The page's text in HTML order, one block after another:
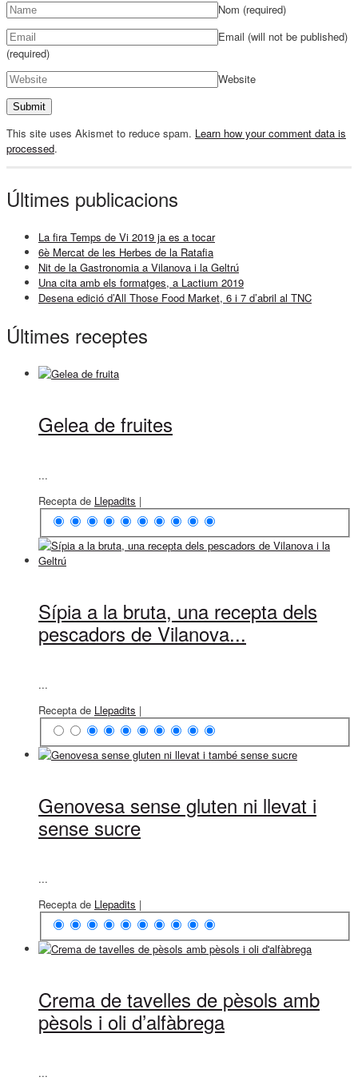
Nom (required)
Email (will not be published)
(required)
Website
This site uses Akismet to reduce spam. Learn how your comment data is
processed.
Últimes publicacions
La fira Temps de Vi 2019 ja es a tocar
6è Mercat de les Herbes de la Ratafia
Nit de la Gastronomia a Vilanova i la Geltrú
Una cita amb els formatges, a Lactium 2019
Desena edició d’All Those Food Market, 6 i 7 d’abril al TNC
Últimes receptes
Gelea de fruites
...
Recepta de Llepadits |
Sípia a la bruta, una recepta dels
pescadors de Vilanova...
...
Recepta de Llepadits |
Genovesa sense gluten ni llevat i
sense sucre
...
Recepta de Llepadits |
Crema de tavelles de pèsols amb
pèsols i oli d’alfàbrega
...